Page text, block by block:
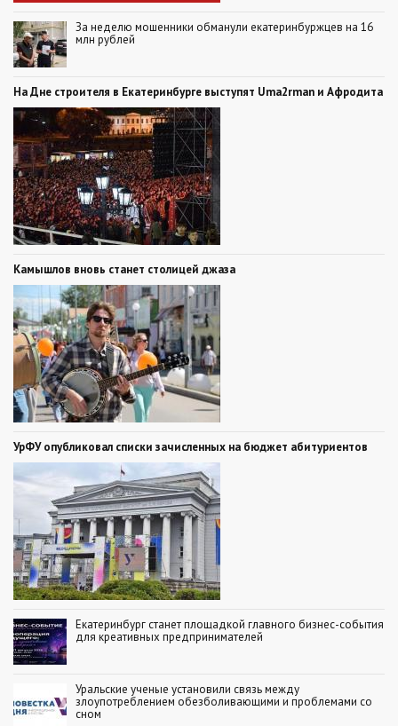
За неделю мошенники обманули екатеринбуржцев на 16
млн рублей
На Дне строителя в Екатеринбурге выступят Uma2rman и Афродита
Камышлов вновь станет столицей джаза
УрФУ опубликовал списки зачисленных на бюджет абитуриентов
Екатеринбург станет площадкой главного бизнес-события
для креативных предпринимателей
Уральские ученые установили связь между
злоупотреблением обезболивающими и проблемами со
сном